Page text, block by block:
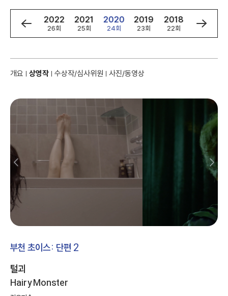
2023
27회
2022
26회
2021
25회
2020
24회
2019
23회
2018
22회
2017
21회
개요 상영작 수상작/심사위원 사진/동영상
부천 초이스: 단편 2
털괴
Hairy Monster